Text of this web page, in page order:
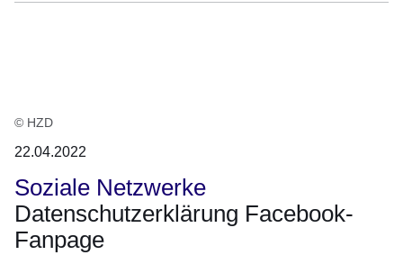
© HZD
22.04.2022
Soziale Netzwerke
Datenschutzerklärung Facebook-
Fanpage